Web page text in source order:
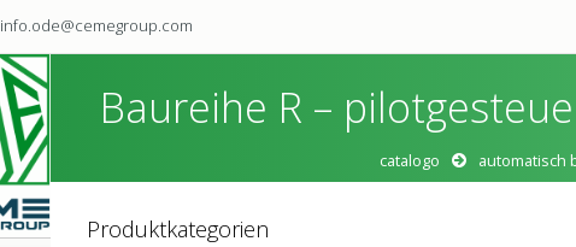
info.ode@cemegroup.com
Baureihe R –
catalogo automatisch
Produktkategorien